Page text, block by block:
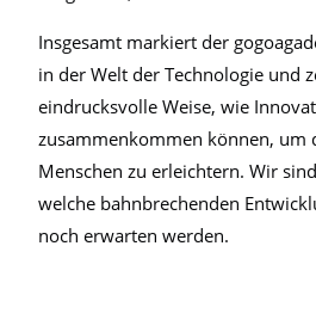
Insgesamt markiert der
in der Welt der Technologie und
eindrucksvolle Weise, wie
zusammenkommen können, um
Menschen zu erleichtern. Wir
welche bahnbrechenden
noch erwarten werden.